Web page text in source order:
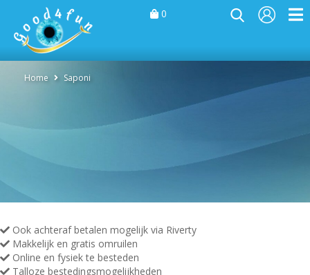
0
Home Saponi
Ook achteraf betalen mogelijk via Riverty
Makkelijk en gratis omruilen
Online en fysiek te besteden
Talloze bestedingsmogelijkheden